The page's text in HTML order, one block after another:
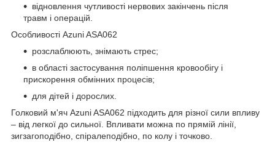
відновлення чутливості нервових закінчень після
травм і операцій.
Особливості Azuni ASA062
розслаблюють, знімають стрес;
в області застосування поліпшення кровообігу і
прискорення обмінних процесів;
для дітей і дорослих.
Голковий м'яч Azuni ASA062 підходить для різної сили впливу
– від легкої до сильної. Впливати можна по прямій лінії,
зигзагоподібно, спіралеподібно, по колу і точково.